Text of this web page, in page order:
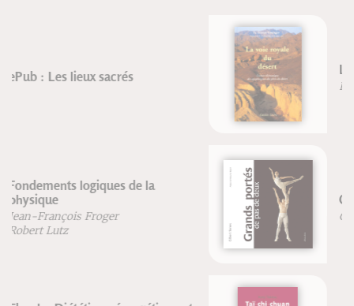
La voie royale du désert
Frère Étienne Goutagny
Grands portés de pas de deux